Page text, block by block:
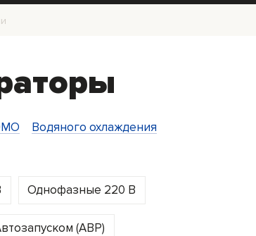
Водяного охлаждения
Однофазные 220 В
(АВР)